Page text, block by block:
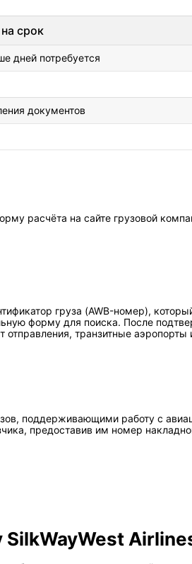
срок
дней потребуется
документов
расчёта на сайте грузовой
груза (AWB-номер),
форму для поиска. После
транзитные аэропорты
поддерживающими работу с
предоставив им номер